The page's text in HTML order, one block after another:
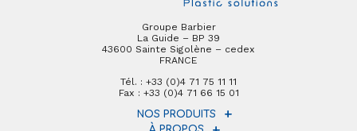
Groupe Barbier
La Guide – BP 39
43600 Sainte Sigolène – cedex
FRANCE
Tél. : +33 (0)4 71 75 11 11
Fax : +33 (0)4 71 66 15 01
NOS PRODUITS